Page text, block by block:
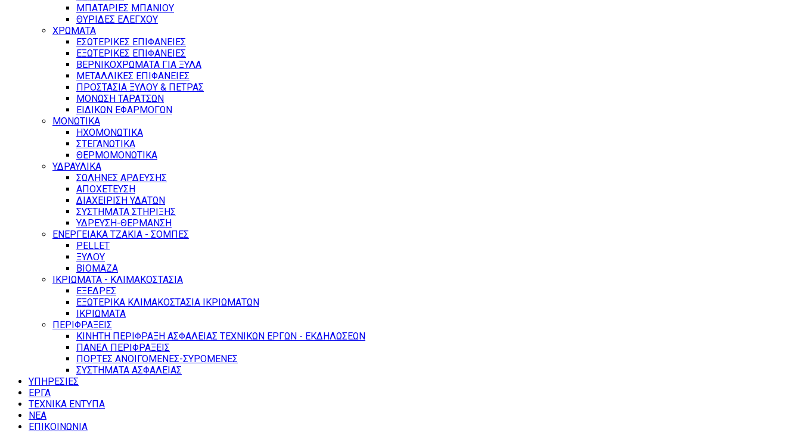
ΜΠΑΤΑΡΙΕΣ ΜΠΑΝΙΟΥ
ΘΥΡΙΔΕΣ ΕΛΕΓΧΟΥ
ΧΡΩΜΑΤΑ
ΕΣΩΤΕΡΙΚΕΣ ΕΠΙΦΑΝΕΙΕΣ
ΕΞΩΤΕΡΙΚΕΣ ΕΠΙΦΑΝΕΙΕΣ
ΒΕΡΝΙΚΟΧΡΩΜΑΤΑ ΓΙΑ ΞΥΛΑ
ΜΕΤΑΛΛΙΚΕΣ ΕΠΙΦΑΝΕΙΕΣ
ΠΡΟΣΤΑΣΙΑ ΞΥΛΟΥ & ΠΕΤΡΑΣ
ΜΟΝΩΣΗ ΤΑΡΑΤΣΩΝ
ΕΙΔΙΚΩΝ ΕΦΑΡΜΟΓΩΝ
ΜΟΝΩΤΙΚΑ
ΗΧΟΜΟΝΩΤΙΚΑ
ΣΤΕΓΑΝΩΤΙΚΑ
ΘΕΡΜΟΜΟΝΩΤΙΚΑ
ΥΔΡΑΥΛΙΚΑ
ΣΩΛΗΝΕΣ ΑΡΔΕΥΣΗΣ
ΑΠΟΧΕΤΕΥΣΗ
ΔΙΑΧΕΙΡΙΣΗ ΥΔΑΤΩΝ
ΣΥΣΤΗΜΑΤΑ ΣΤΗΡΙΞΗΣ
ΥΔΡΕΥΣΗ-ΘΕΡΜΑΝΣΗ
ΕΝΕΡΓΕΙΑΚΑ ΤΖΑΚΙΑ - ΣΟΜΠΕΣ
PELLET
ΞΥΛΟΥ
ΒΙΟΜΑΖΑ
ΙΚΡΙΩΜΑΤΑ - ΚΛΙΜΑΚΟΣΤΑΣΙΑ
ΕΞΕΔΡΕΣ
ΕΞΩΤΕΡΙΚΑ ΚΛΙΜΑΚΟΣΤΑΣΙΑ ΙΚΡΙΩΜΑΤΩΝ
ΙΚΡΙΩΜΑΤΑ
ΠΕΡΙΦΡΑΞΕΙΣ
ΚΙΝΗΤΗ ΠΕΡΙΦΡΑΞΗ ΑΣΦΑΛΕΙΑΣ ΤΕΧΝΙΚΩΝ ΕΡΓΩΝ - ΕΚΔΗΛΩΣΕΩΝ
ΠΑΝΕΛ ΠΕΡΙΦΡΑΞΕΙΣ
ΠΟΡΤΕΣ ΑΝΟΙΓΟΜΕΝΕΣ-ΣΥΡΟΜΕΝΕΣ
ΣΥΣΤΗΜΑΤΑ ΑΣΦΑΛΕΙΑΣ
ΥΠΗΡΕΣΙΕΣ
ΕΡΓΑ
ΤΕΧΝΙΚΑ ΕΝΤΥΠΑ
ΝΕΑ
ΕΠΙΚΟΙΝΩΝΙΑ